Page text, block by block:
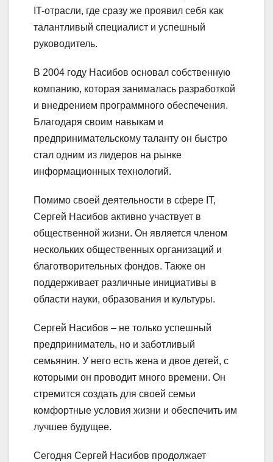
IT-отрасли, где сразу же проявил себя как
талантливый специалист и успешный
руководитель.
В 2004 году Насибов основал собственную
компанию, которая занималась разработкой
и внедрением программного обеспечения.
Благодаря своим навыкам и
предпринимательскому таланту он быстро
стал одним из лидеров на рынке
информационных технологий.
Помимо своей деятельности в сфере IT,
Сергей Насибов активно участвует в
общественной жизни. Он является членом
нескольких общественных организаций и
благотворительных фондов. Также он
поддерживает различные инициативы в
области науки, образования и культуры.
Сергей Насибов – не только успешный
предприниматель, но и заботливый
семьянин. У него есть жена и двое детей, с
которыми он проводит много времени. Он
стремится создать для своей семьи
комфортные условия жизни и обеспечить им
лучшее будущее.
Сегодня Сергей Насибов продолжает